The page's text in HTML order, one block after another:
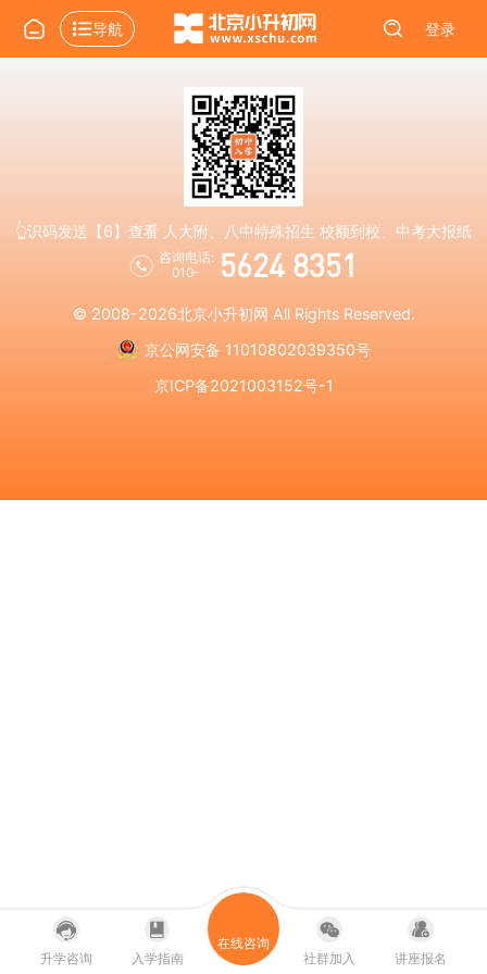
导航 登录
👆识码发送【6】查看 人大附、八中特殊招生 校额到校、中考大报纸
咨询电话:
010-
5624 8351
© 2008-2026北京小升初网 All Rights Reserved.
京公网安备 11010802039350号
京ICP备2021003152号-1
升学咨询 入学指南
在线咨询
社群加入
讲座报名